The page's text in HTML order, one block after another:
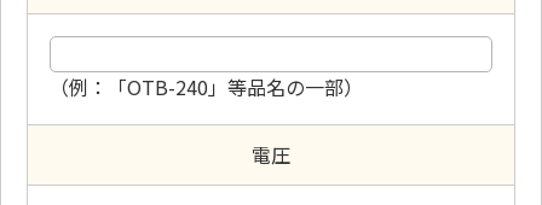
（例：「OTB-240」等品名の一部）
電圧